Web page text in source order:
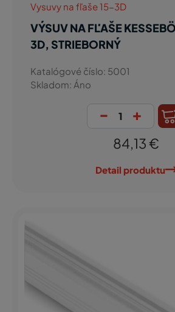
Vysuvy na fľaše 15-3D
VÝSUV NA FĽAŠE
3D, STRIEBORNÝ
Katalógové číslo: 5001
Skladom: Áno
- +
84,13 €
Detail produktu